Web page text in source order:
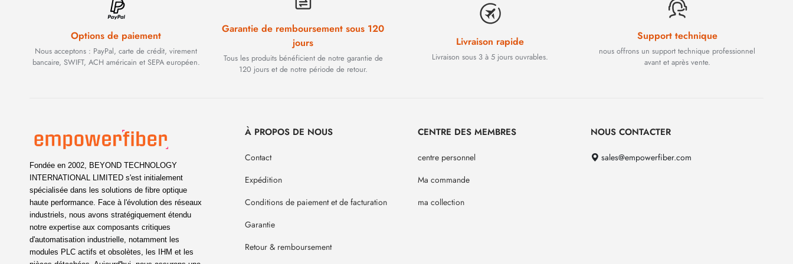
Options de paiement
Nous acceptons : PayPal, carte de crédit, virement
bancaire, SWIFT, ACH américain et SEPA européen.
Garantie de remboursement sous 120
jours
Tous les produits bénéficient de notre garantie de
120 jours et de notre période de retour.
Livraison rapide
Livraison sous 3 à 5 jours ouvrables.
Support technique
nous offrons un support technique professionnel
avant et après vente.
Fondée en 2002, BEYOND TECHNOLOGY
INTERNATIONAL LIMITED s'est initialement
spécialisée dans les solutions de fibre optique
haute performance. Face à l'évolution des réseaux
industriels, nous avons stratégiquement étendu
notre expertise aux composants critiques
d'automatisation industrielle, notamment les
modules PLC actifs et obsolètes, les IHM et les
À PROPOS DE NOUS
Contact
Expédition
Conditions de paiement et de facturation
Garantie
Retour & remboursement
CENTRE DES MEMBRES
centre personnel
Ma commande
ma collection
NOUS CONTACTER
sales@empowerfiber.com